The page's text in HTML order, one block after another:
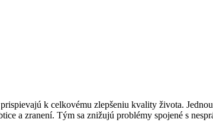
k celkovému zlepšeniu kvality života.
a zranení. Tým sa znižujú problémy spojené s